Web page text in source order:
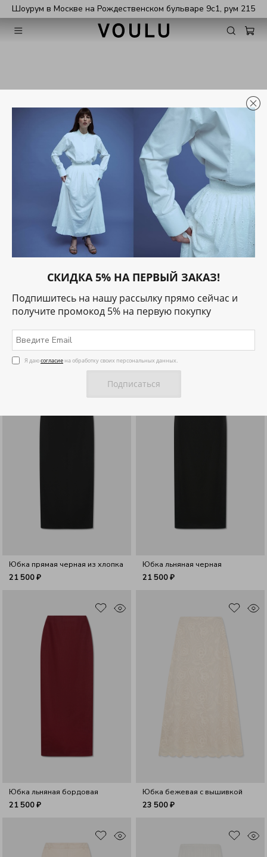
Шоурум в Москве на Рождественском бульваре 9с1, рум 215
Фильтры
Юбка прямая черная из хлопка
21 500 ₽
Юбка льняная черная
21 500 ₽
Юбка льняная бордовая
21 500 ₽
Юбка бежевая с вышивкой
23 500 ₽
СКИДКА 5% НА ПЕРВЫЙ ЗАКАЗ!
Подпишитесь на нашу рассылку прямо сейчас и
получите промокод 5% на первую покупку
Я даюсогласие на обработку своих персональных данных.